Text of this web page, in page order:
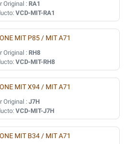
Original : RA1
VCD-MIT-RA1
MIT P85 / MIT A71
Original : RH8
VCD-MIT-RH8
MIT X94 / MIT A71
Original :J7H
VCD-MIT-J7H
MIT B34 / MIT A71